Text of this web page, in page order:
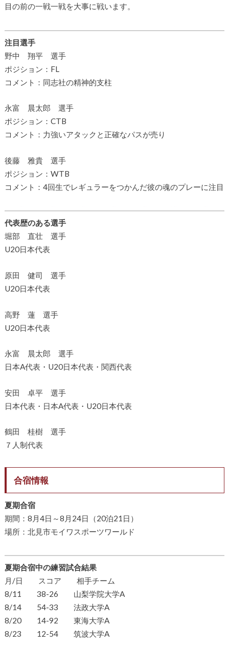
目の前の一戦一戦を大事に戦います。
注目選手
野中 翔平 選手
ポジション：FL
コメント：同志社の精神的支柱
永富 晨太郎 選手
ポジション：CTB
コメント：力強いアタックと正確なパスが売り
後藤 雅貴 選手
ポジション：WTB
コメント：4回生でレギュラーをつかんだ彼の魂のプレーに注目
代表歴のある選手
堀部 直壮 選手
U20日本代表
原田 健司 選手
U20日本代表
高野 蓮 選手
U20日本代表
永富 晨太郎 選手
日本A代表・U20日本代表・関西代表
安田 卓平 選手
日本代表・日本A代表・U20日本代表
鶴田 桂樹 選手
７人制代表
合宿情報
夏期合宿
期間：8月4日～8月24日（20泊21日）
場所：北見市モイワスポーツワールド
夏期合宿中の練習試合結果
月/日 スコア 相手チーム
8/11 38-26 山梨学院大学A
8/14 54-33 法政大学A
8/20 14-92 東海大学A
8/23 12-54 筑波大学A